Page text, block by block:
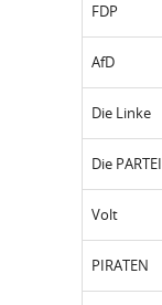
FDP
AfD
Die Linke
Die PARTEI
Volt
PIRATEN